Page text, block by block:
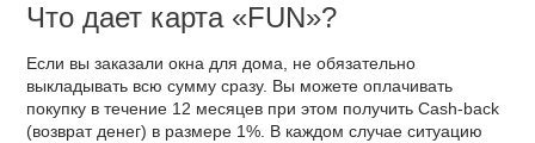
Что дает карта «FUN»?
Если вы заказали окна для дома, не обязательно
выкладывать всю сумму сразу. Вы можете оплачивать
покупку в течение 12 месяцев при этом получить Cash-back
(возврат денег) в размере 1%. В каждом случае ситуацию